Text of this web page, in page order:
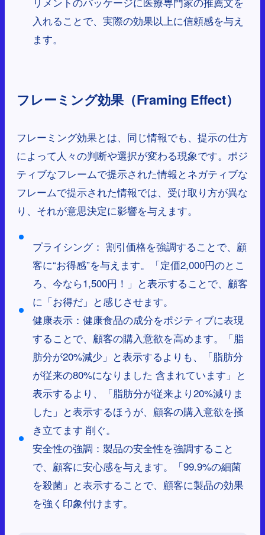
入れることで、実際の効果以上に信頼感を与え
ます。
フレーミング効果（Framing Effect）
フレーミング効果とは、同じ情報でも、提示の仕方
によって人々の判断や選択が変わる現象です。ポジ
ティブなフレームで提示された情報とネガティブな
フレームで提示された情報では、受け取り方が異な
り、それが意思決定に影響を与えます。
プライシング： 割引価格を強調することで、顧
客に“お得感”を与えます。「定価2,000円のとこ
ろ、今なら1,500円！」と表示することで、顧客
に「お得だ」と感じさせます。
健康表示：健康食品の成分をポジティブに表現
することで、顧客の購入意欲を高めます。「脂
肪分が20%減少」と表示するよりも、「脂肪分
が従来の80%になりました 含まれています」と
表示するより、「脂肪分が従来より20%減りま
した」と表示するほうが、顧客の購入意欲を掻
き立てます 削ぐ。
安全性の強調：製品の安全性を強調すること
で、顧客に安心感を与えます。「99.9%の細菌
を殺菌」と表示することで、顧客に製品の効果
を強く印象付けます。